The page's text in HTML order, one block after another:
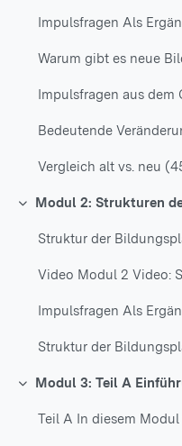
Einklappen
Einklappen